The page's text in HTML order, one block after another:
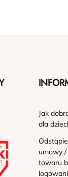
Jak
dla
umowy
towaru